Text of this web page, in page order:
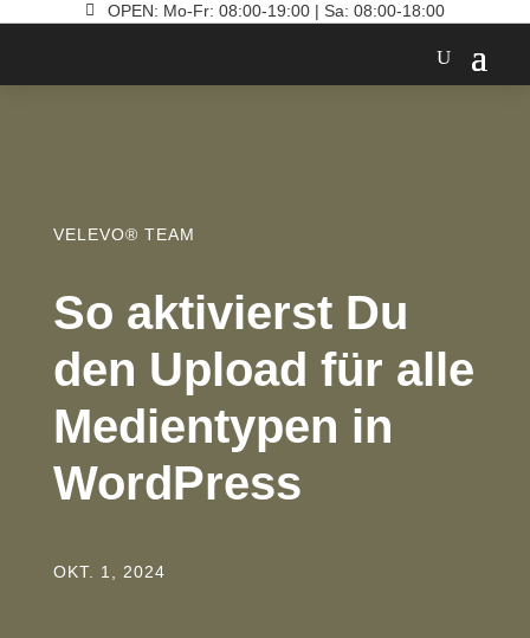
 OPEN: Mo-Fr: 08:00-19:00 | Sa: 08:00-18:00
VELEVO® TEAM
So aktivierst Du
den Upload für alle
Medientypen in
WordPress
OKT. 1, 2024